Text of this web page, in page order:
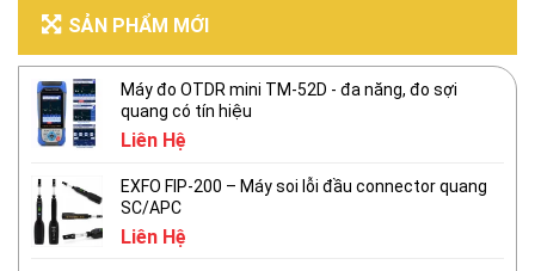
SẢN PHẨM MỚI
Máy đo OTDR mini TM-52D - đa năng, đo sợi
quang có tín hiệu
Liên Hệ
EXFO FIP-200 – Máy soi lỗi đầu connector quang
SC/APC
Liên Hệ